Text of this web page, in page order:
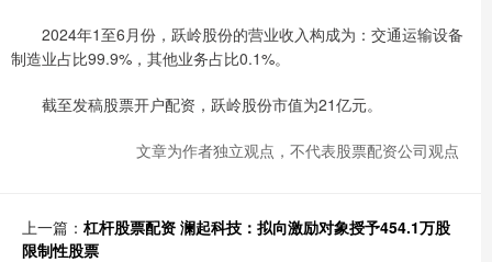
2024年1至6月份，跃岭股份的营业收入构成为：交通运输设备
制造业占比99.9%，其他业务占比0.1%。
截至发稿股票开户配资，跃岭股份市值为21亿元。
文章为作者独立观点，不代表股票配资公司观点
上一篇： 杠杆股票配资 澜起科技：拟向激励对象授予454.1万股
限制性股票